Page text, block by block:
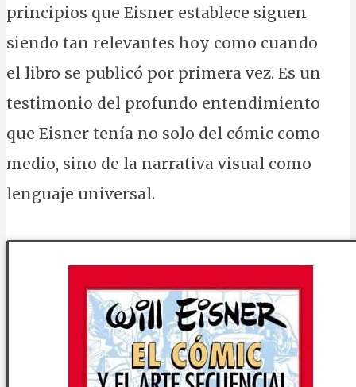
principios que Eisner establece siguen
siendo tan relevantes hoy como cuando
el libro se publicó por primera vez. Es un
testimonio del profundo entendimiento
que Eisner tenía no solo del cómic como
medio, sino de la narrativa visual como
lenguaje universal.